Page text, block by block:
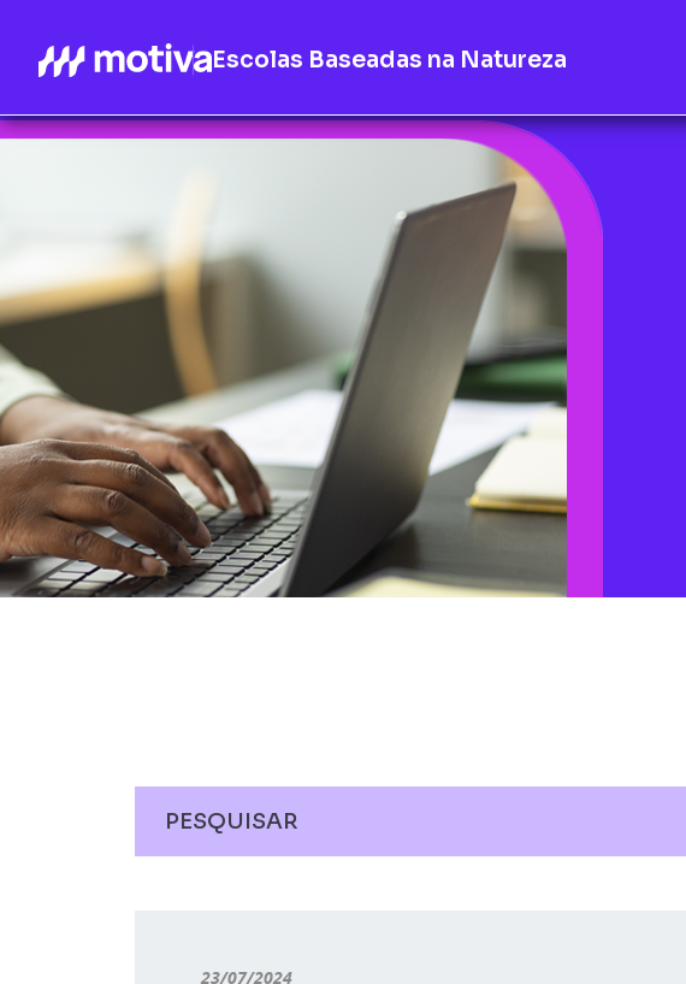
Escolas Baseadas na Natureza
23/07/2024